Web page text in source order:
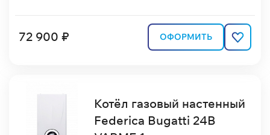
72 900 ₽ ОФОРМИТЬ
Котёл газовый настенный
Federica Bugatti 24В